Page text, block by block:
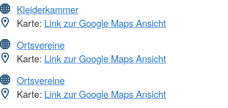
Kleiderkammer
Karte: Link zur Google Maps Ansicht
Ortsvereine
Karte: Link zur Google Maps Ansicht
Ortsvereine
Karte: Link zur Google Maps Ansicht